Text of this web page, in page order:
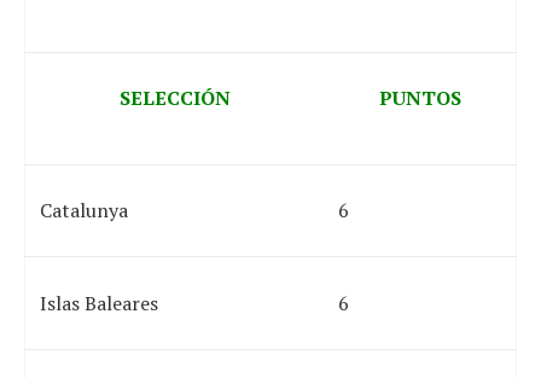
SELECCIÓN PUNTOS
Catalunya 6
Islas Baleares 6